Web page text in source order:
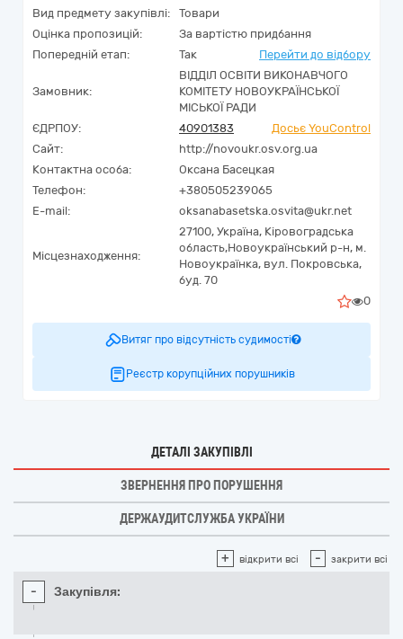
Вид предмету закупівлі:
Товари
Оцінка пропозицій:
За вартістю придбання
Попередній етап:
Так Перейти до відбору
Замовник:
ВІДДІЛ ОСВІТИ ВИКОНАВЧОГО
КОМІТЕТУ НОВОУКРАЇНСЬКОЇ
МІСЬКОЇ РАДИ
ЄДРПОУ:
40901383
Досьє YouControl
Сайт:
http://novoukr.osv.org.ua
Контактна особа:
Оксана Басецкая
Телефон:
+380505239065
E-mail:
oksanabasetska.osvita@ukr.net
Місцезнаходження:
27100, Україна, Кіровоградська
область,Новоукраїнський р-н, м.
Новоукраїнка, вул. Покровська,
буд. 70
0
Витяг про відсутність судимості
Реєстр корупційних порушників
ДЕТАЛІ ЗАКУПІВЛІ
ЗВЕРНЕННЯ ПРО ПОРУШЕННЯ
ДЕРЖАУДИТСЛУЖБА УКРАЇНИ
+ відкрити всі - закрити всі
- Закупівля: